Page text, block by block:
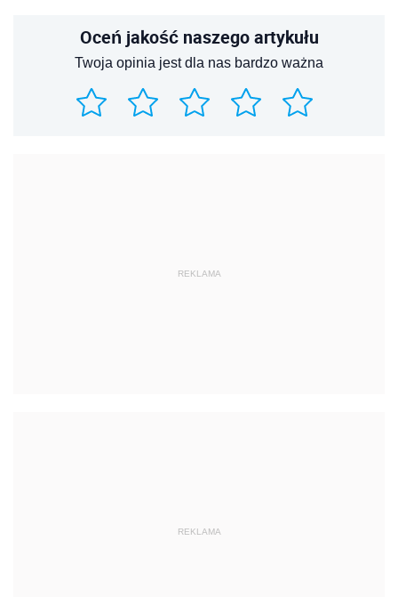
Oceń jakość naszego artykułu
Twoja opinia jest dla nas bardzo ważna
REKLAMA
REKLAMA